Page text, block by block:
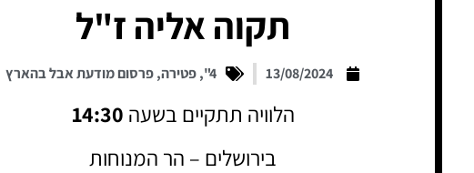
תקוה אליה ז"ל
13/08/2024
4"
,פטירה,פרסום מודעת אבל בהארץ
הלוויה תתקיים בשעה 14:30
בירושלים – הר המנוחות